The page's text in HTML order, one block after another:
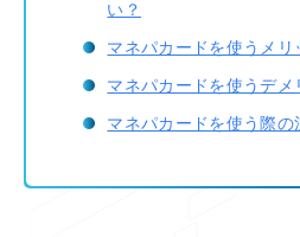
い？
マネパカードを使うメリ
マネパカードを使うデメ
マネパカードを使う際の